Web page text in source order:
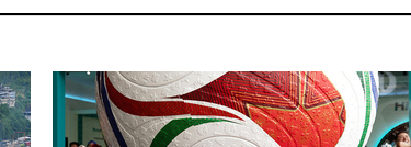
логистики за пределы России
склад маркетплейса Rozetka
сгорел под Киевом
вчера, 18:35Джаред Лето